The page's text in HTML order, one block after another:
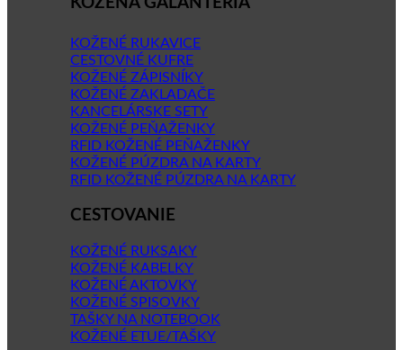
KOŽENÉ RUKAVICE
CESTOVNÉ KUFRE
KOŽENÉ ZÁPISNÍKY
KOŽENÉ ZAKLADAČE
KANCELÁRSKE SETY
KOŽENÉ PEŇAŽENKY
RFID KOŽENÉ PEŇAŽENKY
KOŽENÉ PÚZDRA NA KARTY
RFID KOŽENÉ PÚZDRA NA KARTY
CESTOVANIE
KOŽENÉ RUKSAKY
KOŽENÉ KABELKY
KOŽENÉ AKTOVKY
KOŽENÉ SPISOVKY
TAŠKY NA NOTEBOOK
KOŽENÉ ETUE/TAŠKY